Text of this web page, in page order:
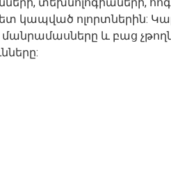
կապված ոլորտներին:
և բաց